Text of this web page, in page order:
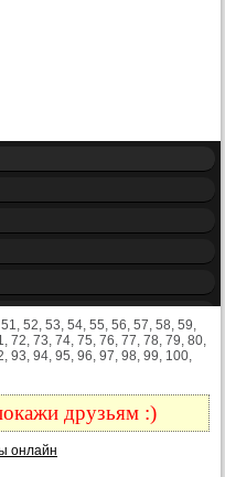
52, 53, 54, 55, 56, 57, 58, 59,
72, 73, 74, 75, 76, 77, 78, 79, 80,
93, 94, 95, 96, 97, 98, 99, 100,
друзьям :)
онлайн